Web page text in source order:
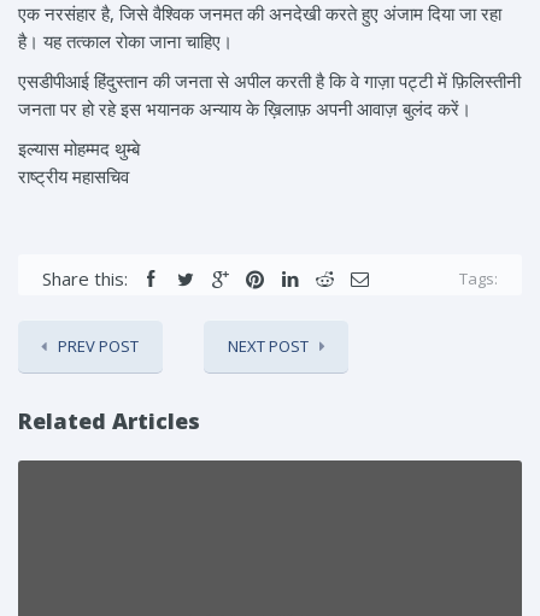
एक नरसंहार है, जिसे वैश्विक जनमत की अनदेखी करते हुए अंजाम दिया जा रहा
है। यह तत्काल रोका जाना चाहिए।
एसडीपीआई हिंदुस्तान की जनता से अपील करती है कि वे गाज़ा पट्टी में फ़िलिस्तीनी
जनता पर हो रहे इस भयानक अन्याय के ख़िलाफ़ अपनी आवाज़ बुलंद करें।
इल्यास मोहम्मद थुम्बे
राष्ट्रीय महासचिव
Share this: Tags:
PREV POST NEXT POST
Related Articles